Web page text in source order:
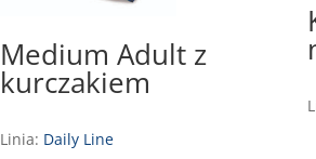
Medium Adult z
kurczakiem
Linia: Daily Line